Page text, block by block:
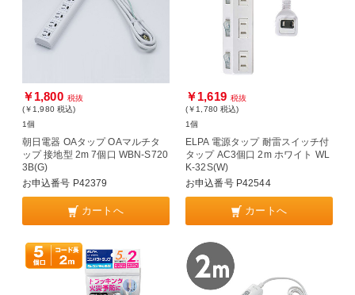
￥1,800 税抜
(￥1,980 税込)
1個
朝日電器 OAタップ OAマルチタ
ップ 接地型 2m 7個口 WBN-S720
3B(G)
お申込番号 P42379
カートへ
￥1,619 税抜
(￥1,780 税込)
1個
ELPA 電源タップ 耐雷スイッチ付
タップ AC3個口 2m ホワイト WL
K-32S(W)
お申込番号 P42544
カートへ